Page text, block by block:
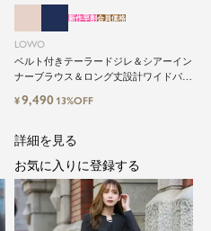
LOWO
ベルト付きテーラードジレ＆シアーイン
ナーブラウス＆ロング丈設計ワイドパン
新作早割会員価格
¥9,490 13%OFF
詳細を見る
お気に入りに登録する